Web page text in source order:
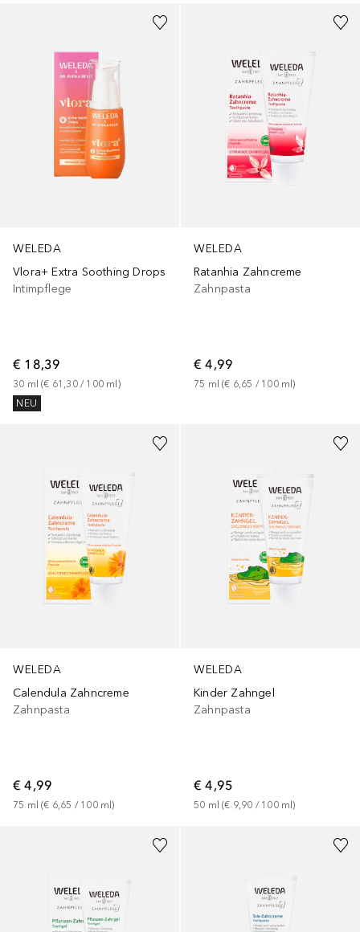
WELEDA
Vlora+ Extra Soothing Drops
Intimpflege
€ 18,39
30 ml (€ 61,30 / 100 ml )
NEU
WELEDA
Ratanhia Zahncreme
Zahnpasta
€ 4,99
75 ml (€ 6,65 / 100 ml)
WELEDA
Calendula Zahncreme
Zahnpasta
€ 4,99
75 ml (€ 6,65 / 100 ml)
WELEDA
Kinder Zahngel
Zahnpasta
€ 4,95
50 ml (€ 9,90 / 100 ml)